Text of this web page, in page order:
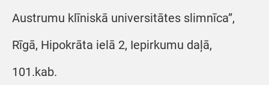
Austrumu klīniskā universitātes slimnīca”,
Rīgā, Hipokrāta ielā 2, Iepirkumu daļā,
101.kab.